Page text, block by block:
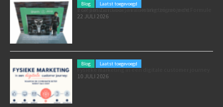
Blog Laatst toegevoegd
Poleposition voor je marketing: zó zet je de Formule 1 GP van Zandvoort in als marketingmoment
22 JULI 2026
Blog Laatst toegevoegd
Fysieke marketing in een digitale customer journey
10 JULI 2026